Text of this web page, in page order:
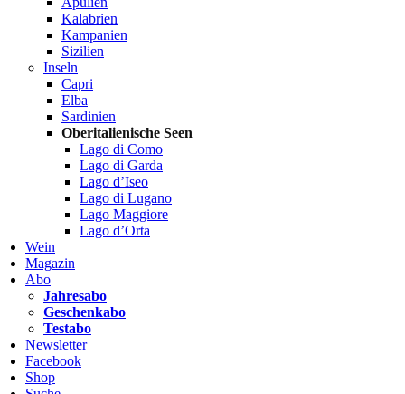
Kalabrien
Kampanien
Sizilien
Inseln
Capri
Elba
Sardinien
Oberitalienische Seen
Lago di Como
Lago di Garda
Lago d’Iseo
Lago di Lugano
Lago Maggiore
Lago d’Orta
Wein
Magazin
Abo
Jahresabo
Geschenkabo
Testabo
Newsletter
Facebook
Shop